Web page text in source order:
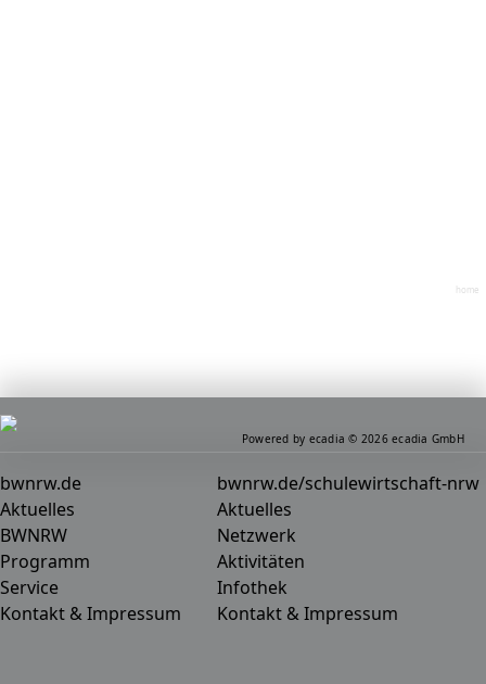
home
bwnrw.de
Aktuelles
BWNRW
Programm
Service
Kontakt & Impressum
bwnrw.de/schulewirtschaft-nrw
Aktuelles
Netzwerk
Aktivitäten
Infothek
Kontakt & Impressum
Powered by ecadia © 2026 ecadia GmbH